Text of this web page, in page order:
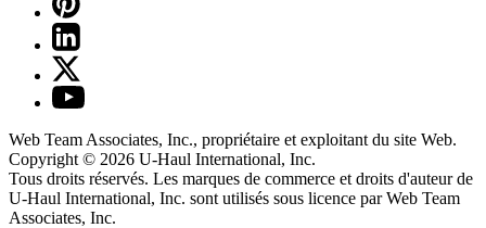
Web Team Associates, Inc., propriétaire et exploitant du site Web.
Copyright © 2026 U-Haul International, Inc.
Tous droits réservés. Les marques de commerce et droits d'auteur de
U-Haul International, Inc. sont utilisés sous licence par Web Team
Associates, Inc.